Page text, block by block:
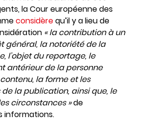
la Cour européenne des
considèrequ’il y a lieu de
« la contribution à un
général, la notoriété de la
l’objet du reportage, le
antérieur de la personne
la forme et les
la publication, ainsi que, le
circonstances »de
informations.